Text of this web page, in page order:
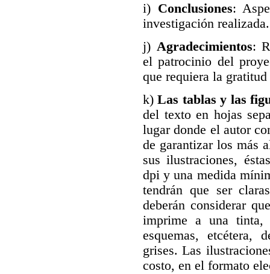
i) Conclusiones:
investigación realizada.
j) Agradecimientos:
el patrocinio del
que requiera la
k)Las tablas y las
del texto en hojas
lugar donde el autor
de garantizar los más
sus ilustraciones,
dpi y una medida
tendrán que ser
deberán considerar
imprime a una tinta,
esquemas, etcétera,
grises. Las
costo, en el formato